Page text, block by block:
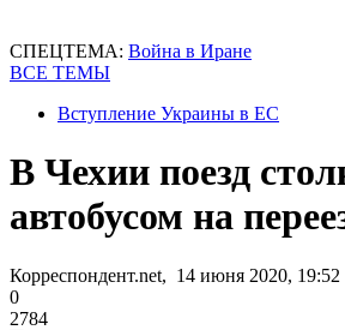
СПЕЦТЕМА: Война в Иране
ВСЕ ТЕМЫ
Вступление Украины в ЕС
В Чехии поезд
автобусом на
Корреспондент.net, 14 июня 2020, 19:52
0
2784